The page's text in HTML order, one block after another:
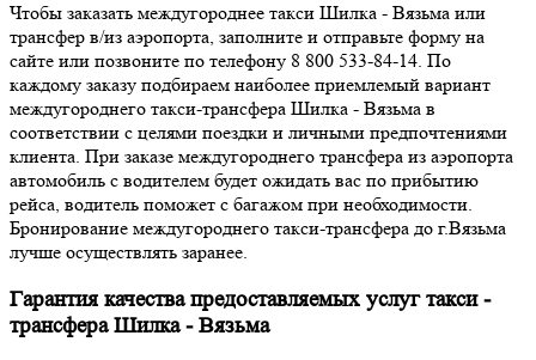
Чтобы заказать междугороднее такси Шилка - Вязьма или
трансфер в/из аэропорта, заполните и отправьте форму на
сайте или позвоните по телефону 8 800 533-84-14. По
каждому заказу подбираем наиболее приемлемый вариант
междугороднего такси-трансфера Шилка - Вязьма в
соответствии с целями поездки и личными предпочтениями
клиента. При заказе междугороднего трансфера из аэропорта
автомобиль с водителем будет ожидать вас по прибытию
рейса, водитель поможет с багажом при необходимости.
Бронирование междугороднего такси-трансфера до г.Вязьма
лучше осуществлять заранее.
Гарантия качества предоставляемых услуг такси -
трансфера Шилка - Вязьма